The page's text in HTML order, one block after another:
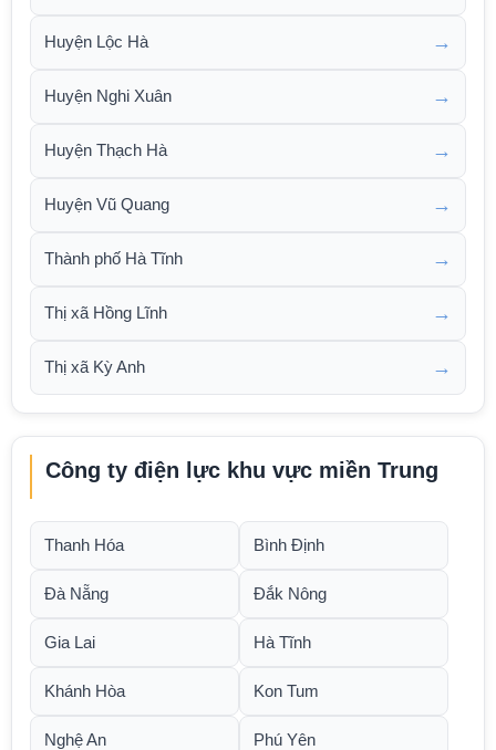
Huyện Lộc Hà →
Huyện Nghi Xuân →
Huyện Thạch Hà →
Huyện Vũ Quang →
Thành phố Hà Tĩnh →
Thị xã Hồng Lĩnh →
Thị xã Kỳ Anh →
Công ty điện lực khu vực miền Trung
Thanh Hóa Bình Định
Đà Nẵng Đắk Nông
Gia Lai Hà Tĩnh
Khánh Hòa Kon Tum
Nghệ An Phú Yên